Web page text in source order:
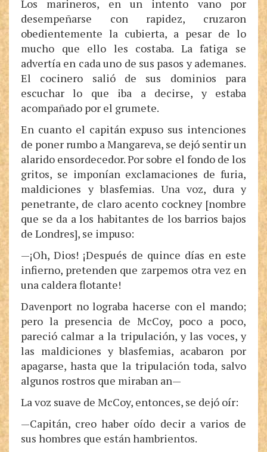
Los marineros, en un intento vano por
desempeñarse con rapidez, cruzaron
obedientemente la cubierta, a pesar de lo
mucho que ello les costaba. La fatiga se
advertía en cada uno de sus pasos y ademanes.
El cocinero salió de sus dominios para
escuchar lo que iba a decirse, y estaba
acompañado por el grumete.
En cuanto el capitán expuso sus intenciones
de poner rumbo a Mangareva, se dejó sentir un
alarido ensordecedor. Por sobre el fondo de los
gritos, se imponían exclamaciones de furia,
maldiciones y blasfemias. Una voz, dura y
penetrante, de claro acento cockney [nombre
que se da a los habitantes de los barrios bajos
de Londres], se impuso:
—¡Oh, Dios! ¡Después de quince días en este
infierno, pretenden que zarpemos otra vez en
una caldera flotante!
Davenport no lograba hacerse con el mando;
pero la presencia de McCoy, poco a poco,
pareció calmar a la tripulación, y las voces, y
las maldiciones y blasfemias, acabaron por
apagarse, hasta que la tripulación toda, salvo
algunos rostros que miraban an—
La voz suave de McCoy, entonces, se dejó oír:
—Capitán, creo haber oído decir a varios de
sus hombres que están hambrientos.